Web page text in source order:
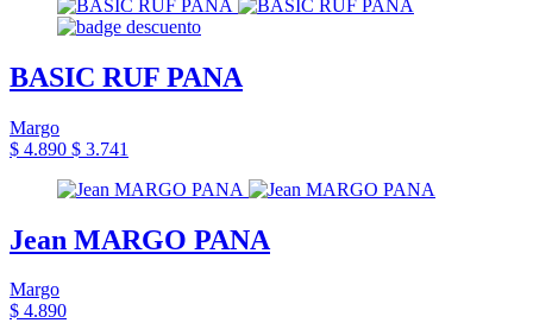
BASIC RUF PANA
Margo
$ 4.890 $ 3.741
Jean MARGO PANA
Margo
$ 4.890